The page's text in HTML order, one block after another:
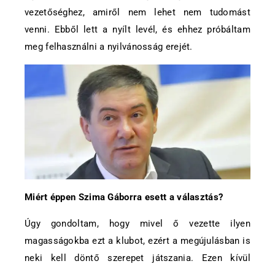
vezetőséghez, amiről nem lehet nem tudomást
venni. Ebből lett a nyílt levél, és ehhez próbáltam
meg felhasználni a nyilvánosság erejét.
Miért éppen Szima Gáborra esett a választás?
Úgy gondoltam, hogy mivel ő vezette ilyen
magasságokba ezt a klubot, ezért a megújulásban is
neki kell döntő szerepet játszania. Ezen kívül